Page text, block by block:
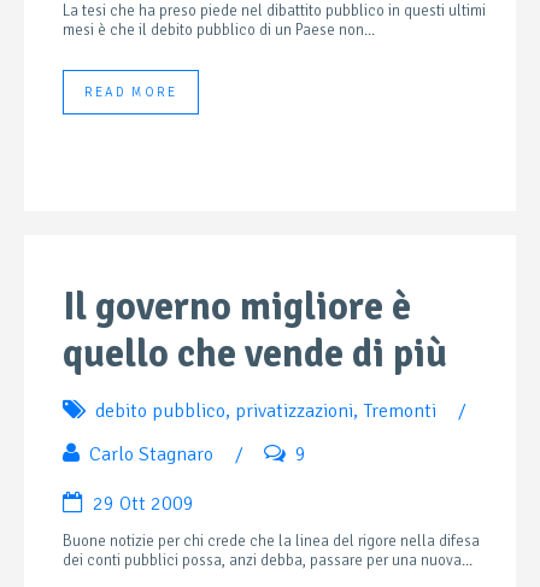
La tesi che ha preso piede nel dibattito pubblico in questi ultimi
mesi è che il debito pubblico di un Paese non...
READ MORE
Il governo migliore è
quello che vende di più
debito pubblico, privatizzazioni, Tremonti
/
Carlo Stagnaro
/ 9
29 Ott 2009
Buone notizie per chi crede che la linea del rigore nella difesa
dei conti pubblici possa, anzi debba, passare per una nuova...